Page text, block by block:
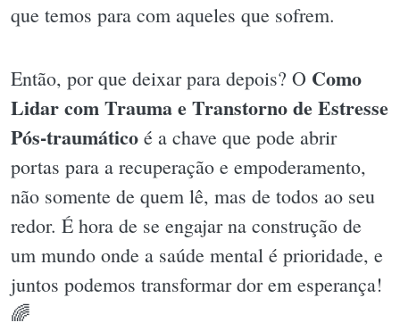
que temos para com aqueles que sofrem.
Então, por que deixar para depois? O Como
Lidar com Trauma e Transtorno de Estresse
Pós-traumático é a chave que pode abrir
portas para a recuperação e empoderamento,
não somente de quem lê, mas de todos ao seu
redor. É hora de se engajar na construção de
um mundo onde a saúde mental é prioridade, e
juntos podemos transformar dor em esperança!
🌈